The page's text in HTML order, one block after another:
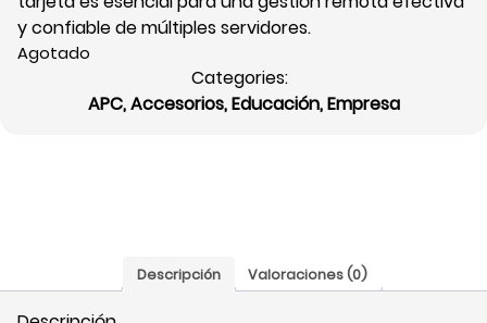
y confiable de múltiples servidores.
Agotado
Categories:
APC,Accesorios,Educación,Empresa
Descripción Valoraciones (0)